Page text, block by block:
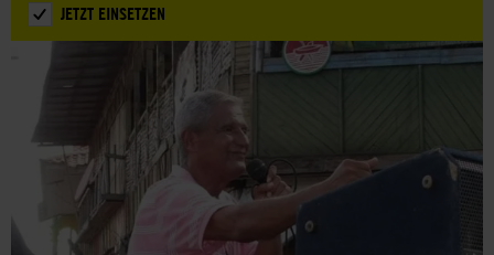
JETZT EINSETZEN